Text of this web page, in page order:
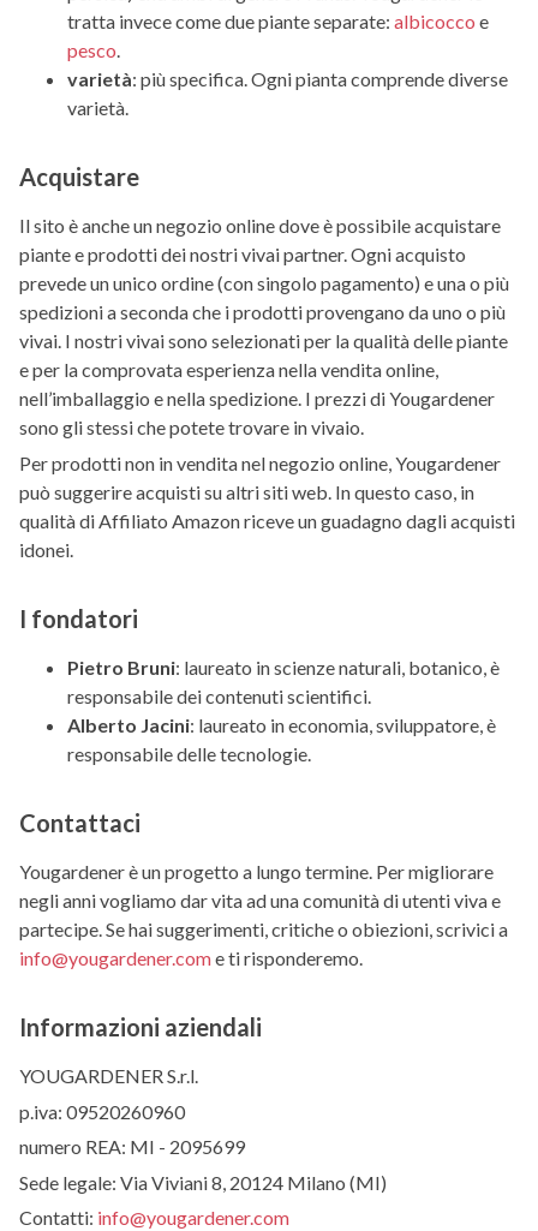
tratta invece come due piante separate: albicocco e
pesco.
varietà: più specifica. Ogni pianta comprende diverse
varietà.
Acquistare
Il sito è anche un negozio online dove è possibile acquistare
piante e prodotti dei nostri vivai partner. Ogni acquisto
prevede un unico ordine (con singolo pagamento) e una o più
spedizioni a seconda che i prodotti provengano da uno o più
vivai. I nostri vivai sono selezionati per la qualità delle piante
e per la comprovata esperienza nella vendita online,
nell’imballaggio e nella spedizione. I prezzi di Yougardener
sono gli stessi che potete trovare in vivaio.
Per prodotti non in vendita nel negozio online, Yougardener
può suggerire acquisti su altri siti web. In questo caso, in
qualità di Affiliato Amazon riceve un guadagno dagli acquisti
idonei.
I fondatori
Pietro Bruni: laureato in scienze naturali, botanico, è
responsabile dei contenuti scientifici.
Alberto Jacini: laureato in economia, sviluppatore, è
responsabile delle tecnologie.
Contattaci
Yougardener è un progetto a lungo termine. Per migliorare
negli anni vogliamo dar vita ad una comunità di utenti viva e
partecipe. Se hai suggerimenti, critiche o obiezioni, scrivici a
info@yougardener.come ti risponderemo.
Informazioni aziendali
YOUGARDENER S.r.l.
p.iva: 09520260960
numero REA: MI - 2095699
Sede legale: Via Viviani 8, 20124 Milano (MI)
Contatti: info@yougardener.com